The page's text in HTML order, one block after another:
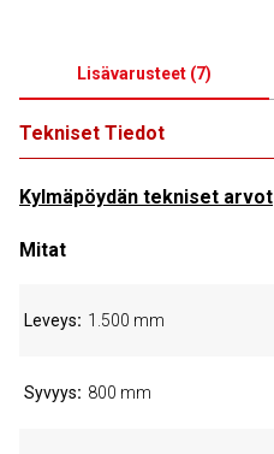
Lisävarusteet (7)
Tekniset Tiedot
Kylmäpöydän tekniset arvot
Mitat
Leveys 1.500 mm
Syvyys 800 mm